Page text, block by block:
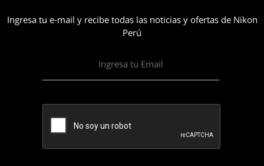
Ingresa tu e-mail y recibe todas las noticias y ofertas de Nikon
Perú